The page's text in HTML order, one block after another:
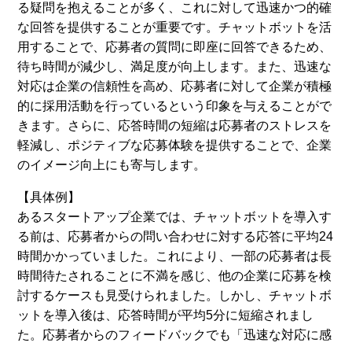
る疑問を抱えることが多く、これに対して迅速かつ的確
な回答を提供することが重要です。チャットボットを活
用することで、応募者の質問に即座に回答できるため、
待ち時間が減少し、満足度が向上します。また、迅速な
対応は企業の信頼性を高め、応募者に対して企業が積極
的に採用活動を行っているという印象を与えることがで
きます。さらに、応答時間の短縮は応募者のストレスを
軽減し、ポジティブな応募体験を提供することで、企業
のイメージ向上にも寄与します。
【具体例】
あるスタートアップ企業では、チャットボットを導入す
る前は、応募者からの問い合わせに対する応答に平均24
時間かかっていました。これにより、一部の応募者は長
時間待たされることに不満を感じ、他の企業に応募を検
討するケースも見受けられました。しかし、チャットボ
ットを導入後は、応答時間が平均5分に短縮されまし
た。応募者からのフィードバックでも「迅速な対応に感